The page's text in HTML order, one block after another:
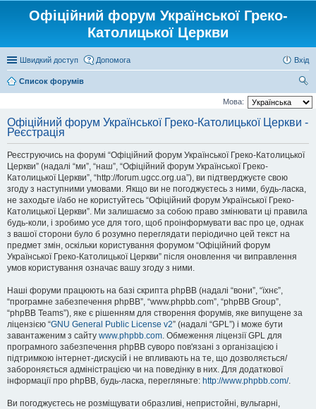
Офіційний форум Української Греко-
Католицької Церкви
Швидкий доступ Допомога Вхід
Список форумів
ош
Мова:
Офіційний форум Української Греко-Католицької Церкви -
Реєстрація
Реєструючись на форумі “Офіційний форум Української Греко-Католицької
Церкви” (надалі “ми”, “наш”, “Офіційний форум Української Греко-
Католицької Церкви”, “http://forum.ugcc.org.ua”), ви підтверджуєте свою
згоду з наступними умовами. Якщо ви не погоджуєтесь з ними, будь-ласка,
не заходьте і/або не користуйтесь “Офіційний форум Української Греко-
Католицької Церкви”. Ми залишаємо за собою право змінювати ці правила
будь-коли, і зробимо усе для того, щоб проінформувати вас про це, однак
з вашої сторони було б розумно переглядати періодично цей текст на
предмет змін, оскільки користування форумом “Офіційний форум
Української Греко-Католицької Церкви” після оновлення чи виправлення
умов користування означає вашу згоду з ними.
Наші форуми працюють на базі скрипта phpBB (надалі “вони”, “їхнє”,
“програмне забезпечення phpBB”, “www.phpbb.com”, “phpBB Group”,
“phpBB Teams”), яке є рішенням для створення форумів, яке випущене за
ліцензією “GNU General Public License v2” (надалі “GPL”) і може бути
завантаженим з сайту www.phpbb.com. Обмеження ліцензії GPL для
програмного забезпечення phpBB суворо пов'язані з організацією і
підтримкою інтернет-дискусій і не впливають на те, що дозволяється/
забороняється адміністрацією чи на поведінку в них. Для додаткової
інформації про phpBB, будь-ласка, перегляньте: http://www.phpbb.com/.
Ви погоджуєтесь не розміщувати образливі, непристойні, вульгарні,